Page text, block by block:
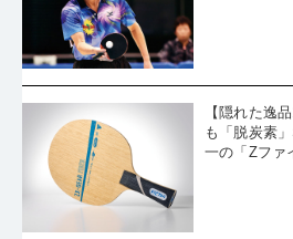
【隠れた逸
も「脱炭素
一の「Zファ